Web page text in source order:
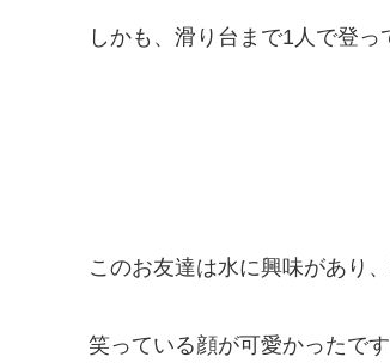
しかも、滑り台まで1人で登
このお友達は水に興味があり
笑っている顔が可愛かったで